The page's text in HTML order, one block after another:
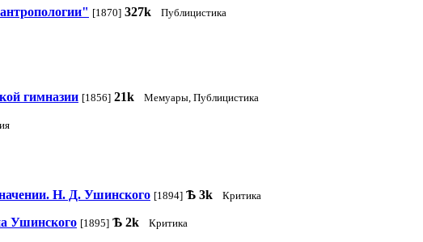
[1870] 327k Публицистика
гимназии [1856] 21k Мемуары, Публицистика
Н. Д. Ушинского [1894] Ѣ 3k Критика
Ушинского [1895] Ѣ 2k Критика